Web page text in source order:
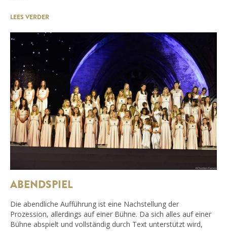
LEES VERDER
ABENDSPIEL
Die abendliche Aufführung ist eine Nachstellung der
Prozession, allerdings auf einer Bühne. Da sich alles auf einer
Bühne abspielt und vollständig durch Text unterstützt wird,